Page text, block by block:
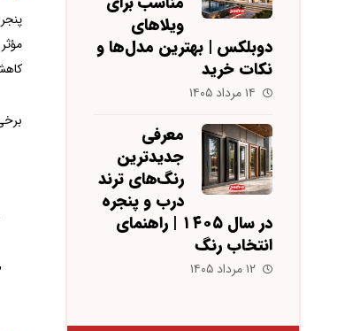
ویلاهای
دوبلکس | بهترین مدل‌ها و
نکات خرید
۱۴ مرداد ۱۴۰۵
معرفی
جدیدترین
رنگ‌های ترند
درب و پنجره
در سال ۱۴۰۵ | راهنمای
انتخاب رنگ
۱۲ مرداد ۱۴۰۵